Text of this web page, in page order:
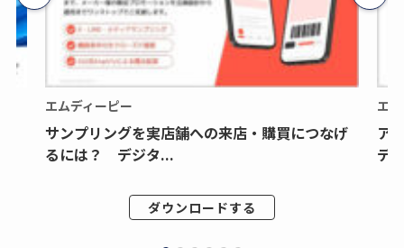
エムディーピー
サンプリングを実店舗への来店・購買につなげ
るには？ デジタ...
ダウンロードする
エ
ア
デ